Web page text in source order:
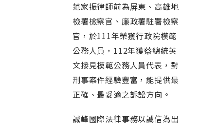
范家振律師前為屏東、高雄地
檢署檢察官、廉政署駐署檢察
官，於111年榮獲行政院模範
公務人員，112年獲蔡總統英
文接見模範公務人員代表，對
刑事案件經驗豐富，能提供最
正確、最妥適之訴訟方向。
誠峰國際法律事務以誠信為出